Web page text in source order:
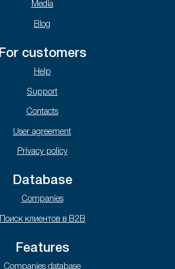
Media
Blog
For customers
Help
Support
Contacts
User agreement
Privacy policy
Database
Companies
Поиск клиентов в B2B
Features
Companies database